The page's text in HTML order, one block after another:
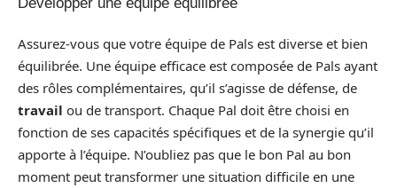
Assurez-vous que votre équipe de Pals est diverse et bien
équilibrée. Une équipe efficace est composée de Pals ayant
des rôles complémentaires, qu’il s’agisse de défense, de
travail ou de transport. Chaque Pal doit être choisi en
fonction de ses capacités spécifiques et de la synergie qu’il
apporte à l’équipe. N’oubliez pas que le bon Pal au bon
moment peut transformer une situation difficile en une